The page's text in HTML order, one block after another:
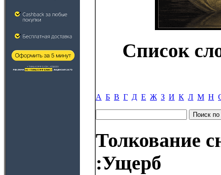
Список
А Б В Г Д Е Ж З И К Л М Н
Толкование
:Ущерб